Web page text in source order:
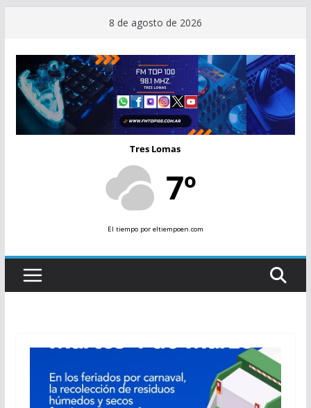
contenido
8 de agosto de 2026
Tres Lomas
7º
El tiempopor eltiempoen.com